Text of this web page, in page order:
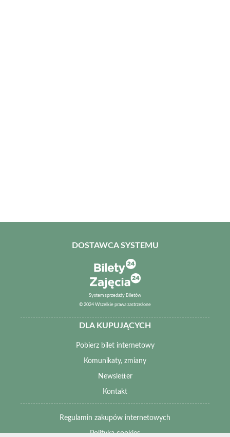
DOSTAWCA SYSTEMU
System sprzedaży Biletów
© 2024 Wszelkie prawa zastrzeżone
DLA KUPUJĄCYCH
Pobierz bilet internetowy
Komunikaty, zmiany
Newsletter
Kontakt
Regulamin zakupów internetowych
Polityka cookies